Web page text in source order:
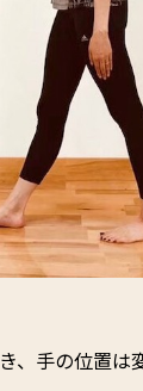
、手の位置は